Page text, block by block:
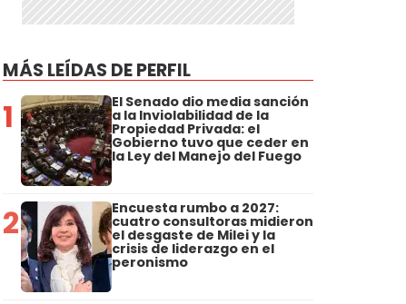
MÁS LEÍDAS DE PERFIL
1 El Senado dio media sanción
a la Inviolabilidad de la
Propiedad Privada: el
Gobierno tuvo que ceder en
la Ley del Manejo del Fuego
2 Encuesta rumbo a 2027:
cuatro consultoras midieron
el desgaste de Milei y la
crisis de liderazgo en el
peronismo